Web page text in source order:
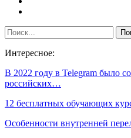
Интересное:
В 2022 году в Telegram было
российских…
12 бесплатных обучающих
Особенности внутренней